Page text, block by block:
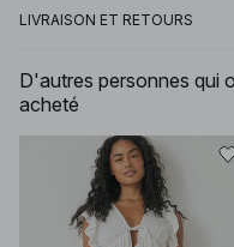
LIVRAISON ET RETOURS
D'autres personnes qui
acheté